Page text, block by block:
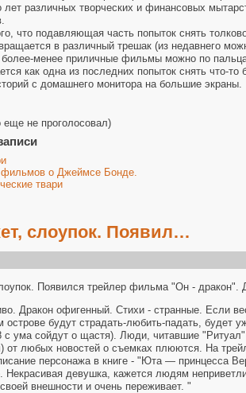
лет различных творческих и финансовых
что подавляющая часть попыток снять
в различный трешак (из недавнего
менее приличные фильмы можно по
как одна из последних попыток снять что-
с домашнего монитора на большие экраны.
еще не проголосовал)
фильмов о Джеймсе Бонде.
твари
слоупок. Появил…
Появился трейлер фильма "Он - дракон".
Дракон офигенный. Стихи - странные. Если
острове будут страдать-любить-падать, будет
с ума сойдут о щастя). Люди, читавшие "Ритуал"
от любых новостей о съемках плюются. На
персонажа в книге - "Юта — принцесса
Некрасивая девушка, кажется людям
внешности и очень переживает. "